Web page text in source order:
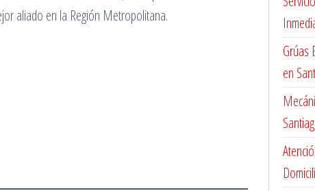
aliado en la Región Metropolitana.
Grúas
en